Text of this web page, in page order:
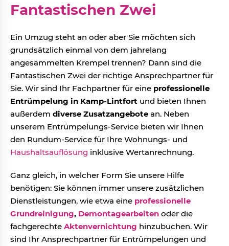
Fantastischen Zwei
Ein Umzug steht an oder aber Sie möchten sich
grundsätzlich einmal von dem jahrelang
angesammelten Krempel trennen? Dann sind die
Fantastischen Zwei der richtige Ansprechpartner für
Sie. Wir sind Ihr Fachpartner für eine professionelle
Entrümpelung in Kamp-Lintfort und bieten Ihnen
außerdem diverse Zusatzangebote an. Neben
unserem Entrümpelungs-Service bieten wir Ihnen
den Rundum-Service für Ihre Wohnungs- und
Haushaltsauflösung inklusive Wertanrechnung.
Ganz gleich, in welcher Form Sie unsere Hilfe
benötigen: Sie können immer unsere zusätzlichen
Dienstleistungen, wie etwa eine professionelle
Grundreinigung, Demontagearbeiten oder die
fachgerechte Aktenvernichtung hinzubuchen. Wir
sind Ihr Ansprechpartner für Entrümpelungen und